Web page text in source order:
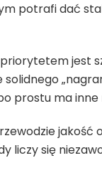
potrafi dać
jest
prostu ma inne
jakość
liczy się